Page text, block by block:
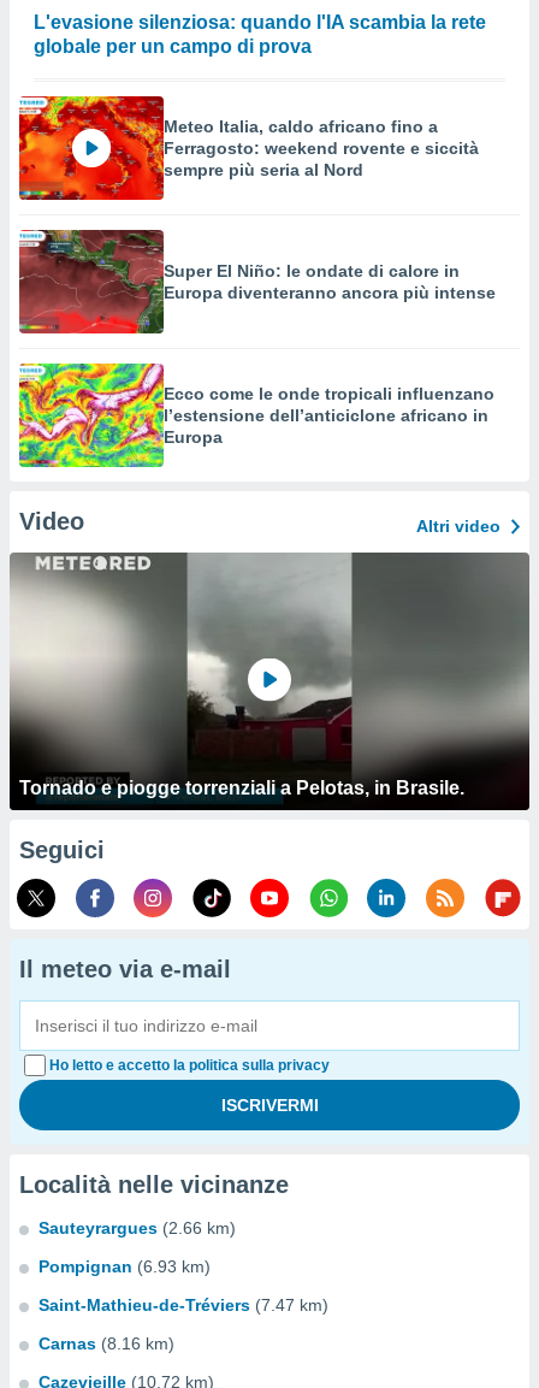
L'evasione silenziosa: quando l'IA scambia la rete
globale per un campo di prova
Meteo Italia, caldo africano fino a
Ferragosto: weekend rovente e siccità
sempre più seria al Nord
Super El Niño: le ondate di calore in
Europa diventeranno ancora più intense
Ecco come le onde tropicali influenzano
l’estensione dell’anticiclone africano in
Europa
Video Altri video
Tornado e piogge torrenziali a Pelotas, in Brasile.
Seguici
Il meteo via e-mail
Ho letto e accetto la politica sulla privacy
Località nelle vicinanze
Sauteyrargues (2.66 km)
Pompignan (6.93 km)
Saint-Mathieu-de-Tréviers (7.47 km)
Carnas (8.16 km)
Cazevieille (10.72 km)